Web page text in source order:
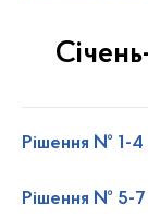
Рішення № 1-4
Рішення № 5-7